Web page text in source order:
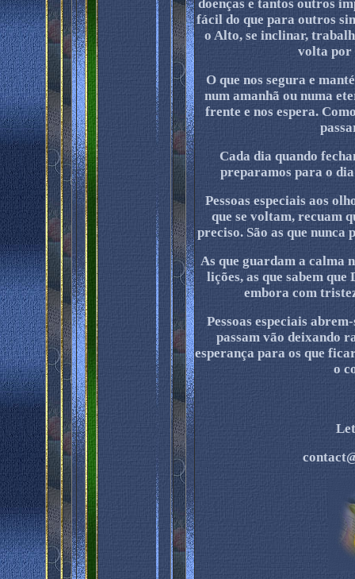
doenças e tantos outros
fácil do que para outros
o Alto, se inclinar,
volta por
O que nos segura e
num amanhã ou numa
frente e nos espera.
Cada dia quando
preparamos para o
Pessoas especiais aos
que se voltam, recuam
preciso. São as que nunca
As que guardam a calma
lições, as que sabem que
embora com
Pessoas especiais
passam vão deixando
esperança para os que
o